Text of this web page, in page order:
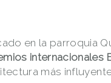
en la parroquia
internacionales
más